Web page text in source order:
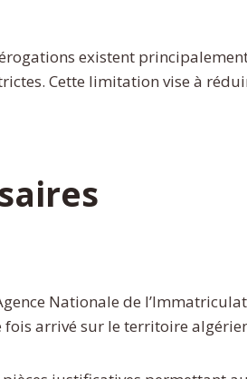
existent
Cette limitation vise à
Nationale de
arrivé sur le territoire